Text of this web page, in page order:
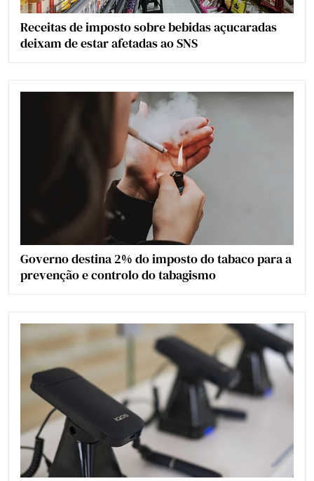
Receitas de imposto sobre bebidas açucaradas
deixam de estar afetadas ao SNS
Governo destina 2% do imposto do tabaco para a
prevenção e controlo do tabagismo